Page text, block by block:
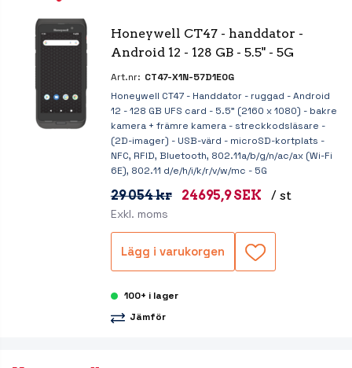
Honeywell CT47 - handdator -
Android 12 - 128 GB - 5.5" - 5G
Art.nr: CT47-X1N-57D1E0G
Honeywell CT47 - Handdator - ruggad - Android
12 - 128 GB UFS card - 5.5" (2160 x 1080) - bakre
kamera + främre kamera - streckkodsläsare -
(2D-imager) - USB-värd - microSD-kortplats -
NFC, RFID, Bluetooth, 802.11a/b/g/n/ac/ax (Wi-Fi
6E), 802.11 d/e/h/i/k/r/v/w/mc - 5G
29 054 kr 24695,9 SEK / st
Exkl. moms
Lägg i varukorgen
100+ i lager
Jämför